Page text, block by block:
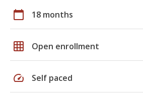
calendar_today 18 months
grid_on Open enrollment
speed Self paced